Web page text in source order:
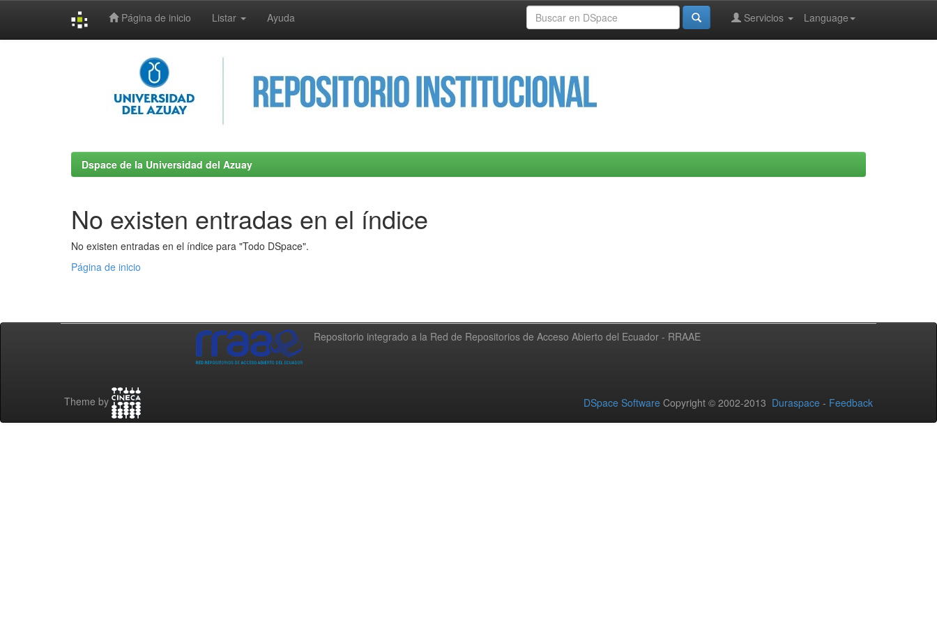
Página de inicio Listar Ayuda Language
Servicios
Dspace de la Universidad del Azuay
No existen entradas en el índice
No existen entradas en el índice para "Todo DSpace".
Página de inicio
Repositorio integrado a la Red de Repositorios de Acceso Abierto del Ecuador - RRAAE
Theme by DSpace Software Copyright © 2002-2013 Duraspace - Feedback